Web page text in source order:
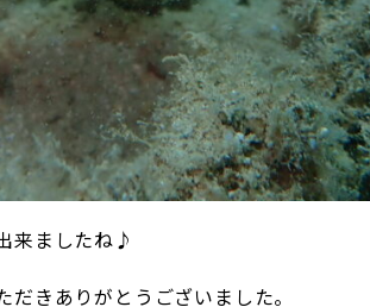
来ましたね♪
きありがとうございました。